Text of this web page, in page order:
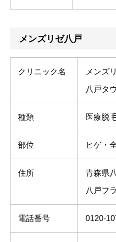
メンズリゼ八戸
クリニック名 メンズ
八戸タ
種類 医療脱
部位 ヒゲ・
住所 青森県
八戸フ
電話番号 0120-